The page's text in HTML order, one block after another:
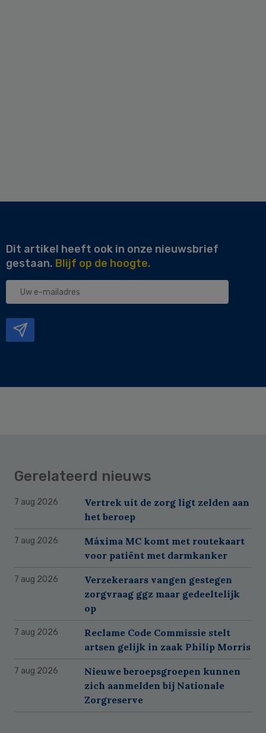
Dit artikel heeft ook in onze nieuwsbrief
gestaan. Blijf op de hoogte.
Uw
Gerelateerd nieuws
7 aug 2026
Vertrek uit de zorg ligt zelden aan
het beroep
7 aug 2026
Máxima MC komt met routekaart
voor patiënt met darmkanker
7 aug 2026
Verzekeraars vangen gestegen
zorgvraag ggz maar gedeeltelijk
op
7 aug 2026
Reclame Code Commissie stelt
artsen gelijk in zaak Philip Morris
7 aug 2026
Nieuwe beroepsgroepen kunnen
zich aanmelden bij Nationale
Zorgreserve